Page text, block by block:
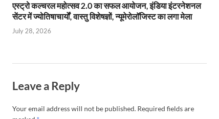
एस्ट्रो कल्चरल महोत्सव 2.0 का सफल आयोजन, इंडिया इंटरनेशनल
सेंटर में ज्योतिषाचार्यों, वास्तु विशेषज्ञों, न्यूमेरोलॉजिस्ट का लगा मेला
July 28, 2026
Leave a Reply
Your email address will not be published. Required fields are